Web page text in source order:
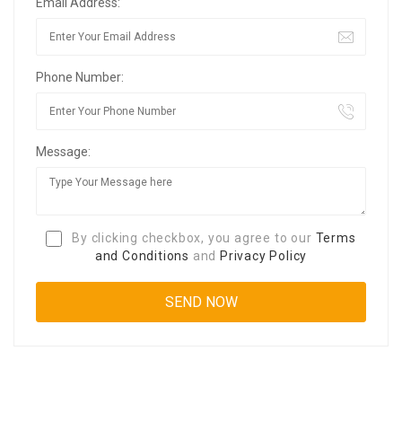
Phone Number:
Message:
By clicking checkbox, you agree to our Terms
and Conditions and Privacy Policy